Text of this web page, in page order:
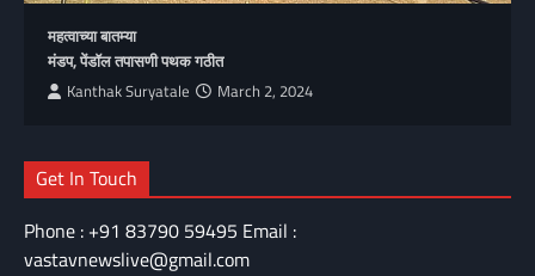
महत्वाच्या बातम्या
मंडप, पेंडॉल तपासणी पथक गठीत
Kanthak Suryatale March 2, 2024
Get In Touch
Phone : +91 83790 59495 Email :
vastavnewslive@gmail.com